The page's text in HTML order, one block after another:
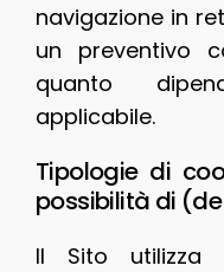
navigazione in
un preventivo
quanto
applicabile.
Tipologie di
possibilità di
Il Sito utilizza